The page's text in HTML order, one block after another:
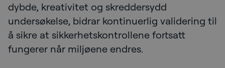
dybde, kreativitet og skreddersydd
undersøkelse, bidrar kontinuerlig validering til
å sikre at sikkerhetskontrollene fortsatt
fungerer når miljøene endres.